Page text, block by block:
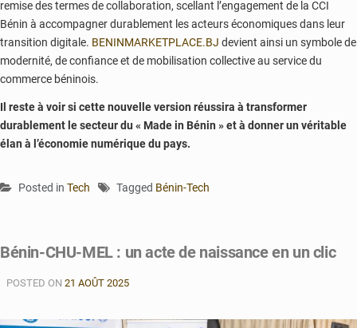
remise des termes de collaboration, scellant l’engagement de la CCI
Bénin à accompagner durablement les acteurs économiques dans leur
transition digitale. BENINMARKETPLACE.BJ devient ainsi un symbole de
modernité, de confiance et de mobilisation collective au service du
commerce béninois.
Il reste à voir si cette nouvelle version réussira à transformer
durablement le secteur du « Made in Bénin » et à donner un véritable
élan à l’économie numérique du pays.
Posted in Tech Tagged Bénin-Tech
Bénin-CHU-MEL : un acte de naissance en un clic
POSTED ON 21 AOÛT 2025